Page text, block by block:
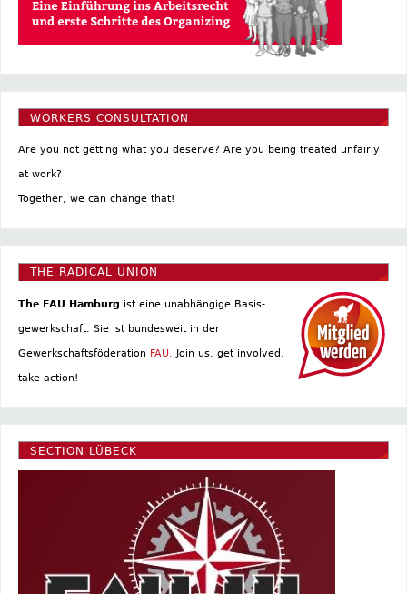
WORKERS CONSULTATION
Are you not getting what you deserve? Are you being treated unfairly
at work?
Together, we can change that!
THE RADICAL UNION
The FAU Hamburg ist eine un­abhängige Basis­
gewerkschaft. Sie ist bundesweit in der
Gewerkschaftsföderation FAU. Join us, get involved,
take action!
SECTION LÜBECK